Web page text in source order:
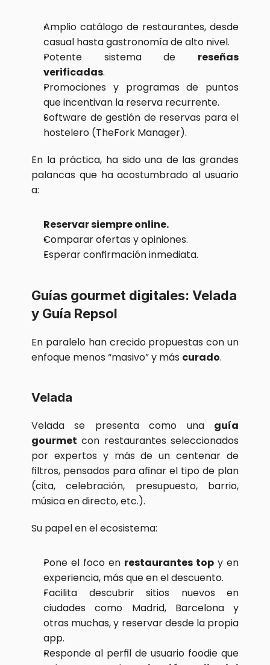
Amplio catálogo de restaurantes, desde
casual hasta gastronomía de alto nivel.
Potente sistema de reseñas
verificadas.
Promociones y programas de puntos
que incentivan la reserva recurrente.
Software de gestión de reservas para el
hostelero (TheFork Manager).
En la práctica, ha sido una de las grandes
palancas que ha acostumbrado al usuario
a:
Reservar siempre online.
Comparar ofertas y opiniones.
Esperar confirmación inmediata.
Guías gourmet digitales: Velada
y Guía Repsol
En paralelo han crecido propuestas con un
enfoque menos “masivo” y más curado.
Velada
Velada se presenta como una guía
gourmet con restaurantes seleccionados
por expertos y más de un centenar de
filtros, pensados para afinar el tipo de plan
(cita, celebración, presupuesto, barrio,
música en directo, etc.).
Su papel en el ecosistema:
Pone el foco en restaurantes top y en
experiencia, más que en el descuento.
Facilita descubrir sitios nuevos en
ciudades como Madrid, Barcelona y
otras muchas, y reservar desde la propia
app.
Responde al perfil de usuario foodie que